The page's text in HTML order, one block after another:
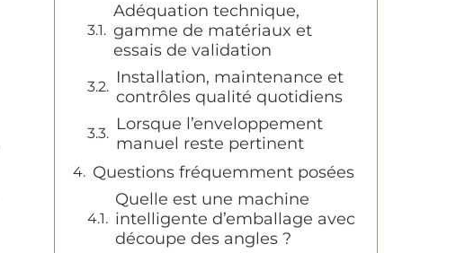
Adéquation technique,
gamme de matériaux et
essais de validation
Installation, maintenance et
contrôles qualité quotidiens
Lorsque l’enveloppement
manuel reste pertinent
Questions fréquemment posées
Quelle est une machine
intelligente d’emballage avec
découpe des angles ?